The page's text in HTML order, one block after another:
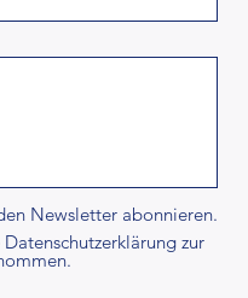
Newsletter abonnieren.
zur